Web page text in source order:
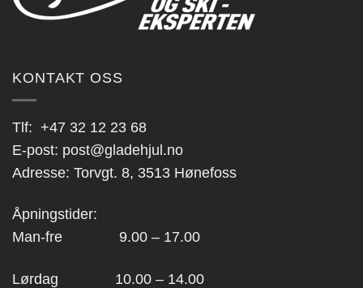
produktsiden
KONTAKT OSS
Tlf: +47 32 12 23 68
E-post: post@gladehjul.no
Adresse: Torvgt. 8, 3513 Hønefoss
Åpningstider:
Man-fre 9.00 – 17.00
Lørdag 10.00 – 14.00